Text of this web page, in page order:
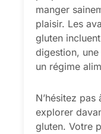
manger
plaisir. Les
gluten
digestion, une
un régime
N’hésitez
explorer
gluten. Votre